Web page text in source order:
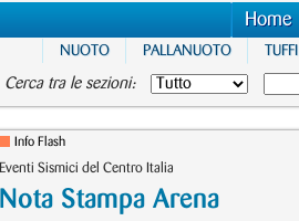
Home
NUOTO PALLANUOTO TUFFI
Cerca tra le sezioni:
Info Flash
Eventi Sismici del Centro Italia
Nota Stampa Arena